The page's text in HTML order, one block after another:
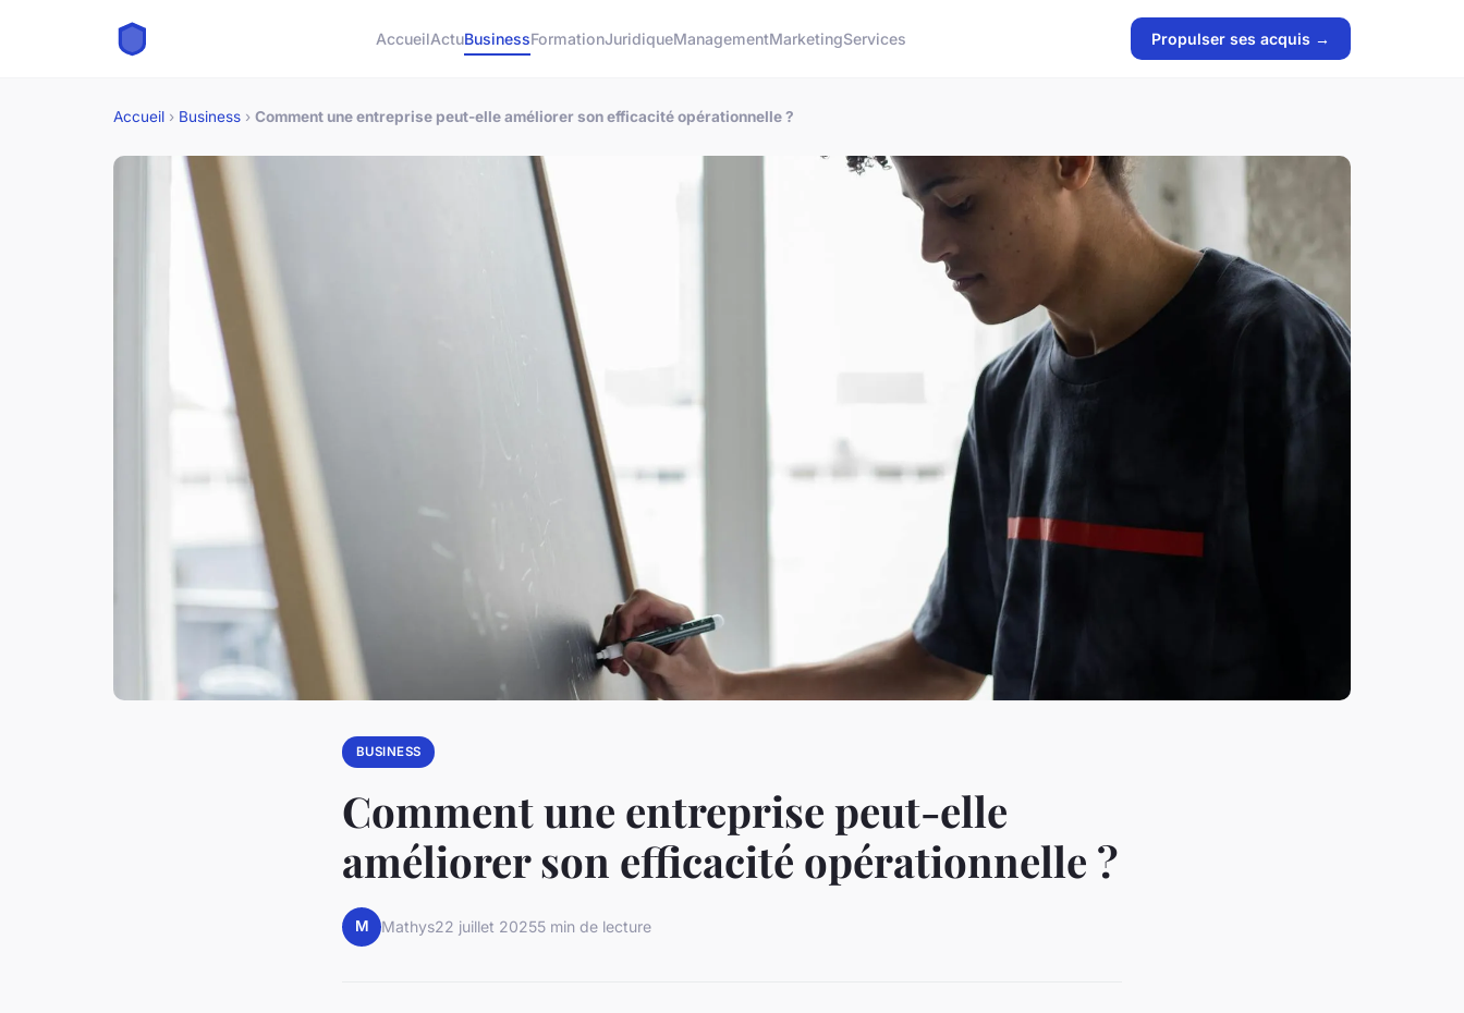
AccueilActuBusinessFormationJuridiqueManagementMarketingServices Propulser ses acquis →
Accueil › Business › Comment une entreprise peut-elle améliorer son efficacité opérationnelle ?
BUSINESS
Comment une entreprise peut-elle
améliorer son efficacité opérationnelle ?
M Mathys22 juillet 20255 min de lecture